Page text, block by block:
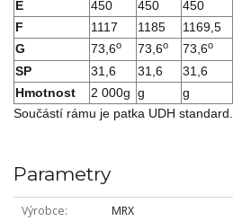
E
450 450 450
F
1117 1185 1169,5
G
73,6o 73,6o 73,6o
SP 31,6 31,6 31,6
Hmotnost
2 000g g g
Součástí rámu je patka UDH standard.
Parametry
Výrobce MRX